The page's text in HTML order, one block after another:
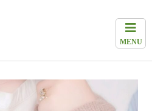
MENU